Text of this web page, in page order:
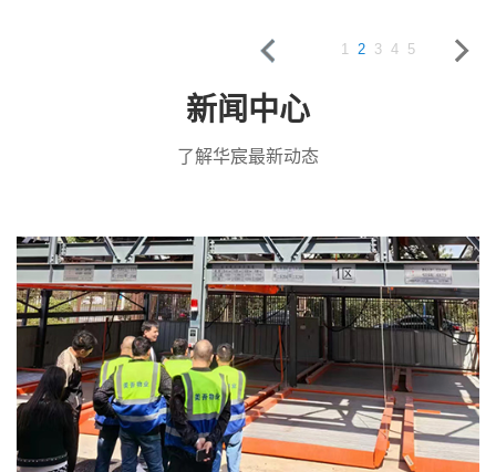
1 2 3 4 5
新闻中心
了解华宸最新动态